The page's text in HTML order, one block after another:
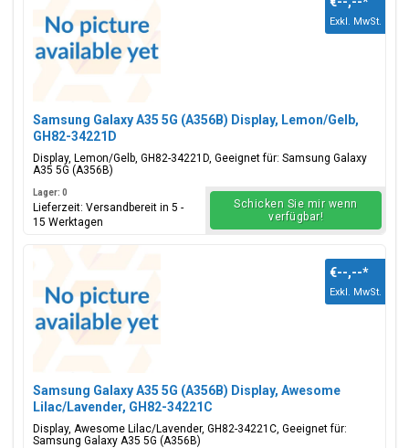
Samsung Galaxy A35 5G (A356B) Display, Lemon/Gelb,
GH82-34221D
Display, Lemon/Gelb, GH82-34221D, Geeignet für: Samsung Galaxy
A35 5G (A356B)
Exkl. MwSt.
Lager: 0
Lieferzeit: Versandbereit in 5 -
15 Werktagen
Schicken Sie mir wenn
verfügbar!
Samsung Galaxy A35 5G (A356B) Display, Awesome
Lilac/Lavender, GH82-34221C
Display, Awesome Lilac/Lavender, GH82-34221C, Geeignet für:
Samsung Galaxy A35 5G (A356B)
€--,--*
Exkl. MwSt.